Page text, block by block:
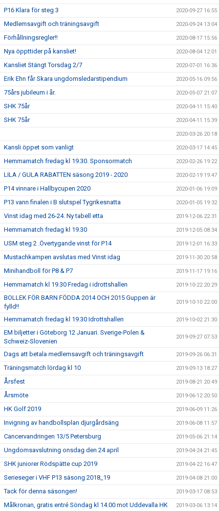
P16 Klara för steg 3 2020-09-27 16:55
Medlemsavgift och träningsavgift 2020-09-24 13:04
Förhållningsregler!! 2020-08-17 15:56
Nya öppttider på kansliet! 2020-08-04 12:01
Kansliet Stängt Torsdag 2/7 2020-07-01 16:36
Erik Ehn får Skara ungdomsledarstipendium 2020-05-16 09:56
75års jubileum i år. 2020-05-07 21:07
SHK 75år 2020-04-11 15:40
SHK 75år 2020-04-11 15:39
2020-03-26 20:18
Kansli öppet som vanligt 2020-03-17 14:45
Hemmamatch fredag kl 19.30. Sponsormatch 2020-02-26 19:22
LILA / GULA RABATTEN säsong 2019 - 2020 2020-02-19 19:47
P14 vinnare i Hallbycupen 2020 2020-01-06 19:09
P13 vann finalen i B slutspel Tygrikesnatta 2020-01-05 19:32
Vinst idag med 26-24. Ny tabell etta 2019-12-06 22:31
Hemmamatch fredag kl 19.30 2019-12-05 08:34
USM steg 2 .Övertygande vinst för P14 2019-12-01 16:33
Mustachkampen avslutas med Vinst idag 2019-11-30 20:58
Minihandboll för P8 & P7 2019-11-17 19:16
Hemmamatch kl 19.30 Fredag i idrottshallen 2019-10-22 20:29
BOLLEK FÖR BARN FÖDDA 2014 OCH 2015 Guppen är
fylld!!
2019-10-10 22:00
Hemmamatch fredag kl 19.30 Idrottshallen 2019-10-02 21:30
EM biljetter i Göteborg 12 Januari. Sverige-Polen &
Schweiz-Slovenien
2019-09-27 07:53
Dags att betala medlemsavgift och träningsavgift 2019-09-26 06:31
Träningsmatch lördag kl 10 2019-09-13 18:27
Årsfest 2019-08-21 20:49
Årsmöte 2019-06-12 20:50
HK Golf 2019 2019-06-09 11:26
Invigning av handbollsplan djurgårdsäng 2019-06-08 11:57
Cancervandringen 13/5 Petersburg 2019-05-06 21:14
Ungdomsavslutning onsdag den 24 april 2019-04-24 21:45
SHK juniorer Rödspätte cup 2019 2019-04-22 16:47
Serieseger i VHF P13 säsong 2018_19 2019-04-08 21:00
Tack för denna säsongen! 2019-03-17 08:53
Målkronan, gratis entré Söndag kl 14.00 mot Uddevalla HK 2019-03-06 13:14